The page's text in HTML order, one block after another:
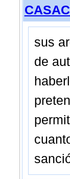
sus
de